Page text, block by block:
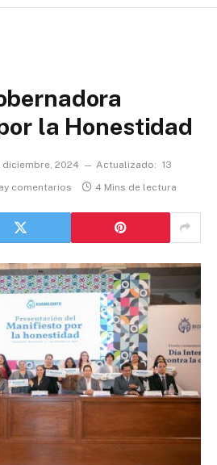
la Honestidad
diciembre, 2024 Actualizado: 13
comentarios 4 Mins de lectura